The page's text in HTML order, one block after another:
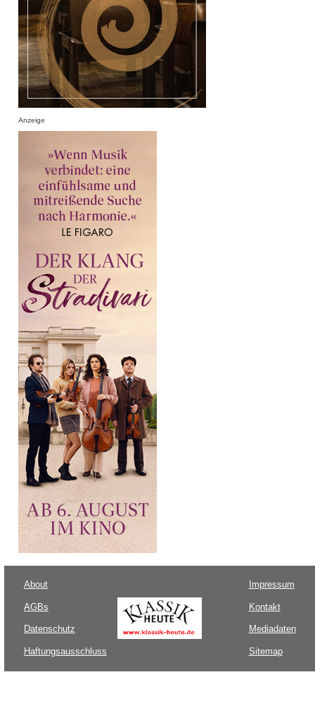
Anzeige
About
AGBs
Datenschutz
Haftungsausschluss
Impressum
Kontakt
Mediadaten
Sitemap